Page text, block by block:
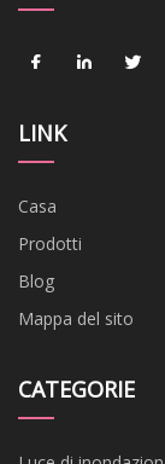
LINK
Casa
Prodotti
Blog
Mappa del sito
CATEGORIE